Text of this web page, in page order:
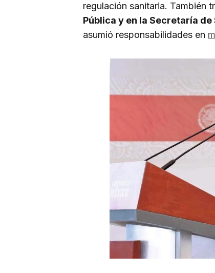
regulación sanitaria. También
Pública y en la Secretaría
asumió responsabilidades en